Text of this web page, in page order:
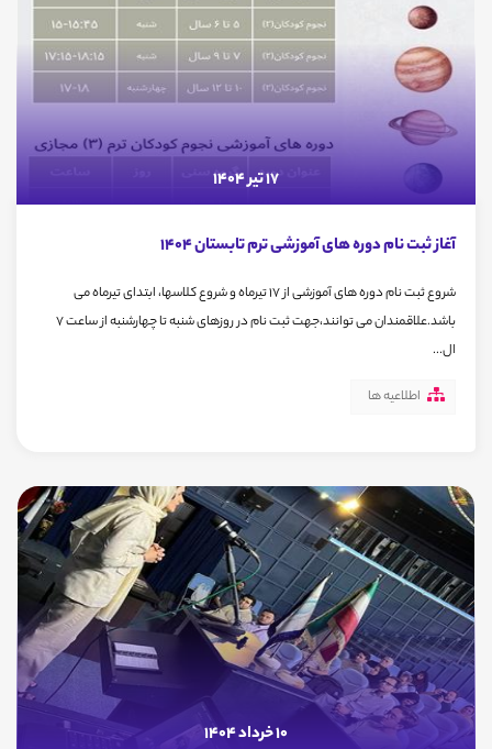
17 تیر 1404
آغاز ثبت نام دوره های آموزشی ترم تابستان 1404
شروع ثبت نام دوره های آموزشی از 17 تیرماه و شروع کلاسها، ابتدای تیرماه می
باشد.علاقمندان می توانند،جهت ثبت نام در روزهای شنبه تا چهارشنبه از ساعت 7
ال...
اطلاعیه ها
10 خرداد 1404